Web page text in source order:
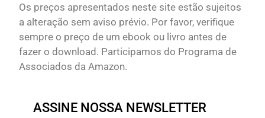
Os preços apresentados neste site estão sujeitos
a alteração sem aviso prévio. Por favor, verifique
sempre o preço de um ebook ou livro antes de
fazer o download. Participamos do Programa de
Associados da Amazon.
ASSINE NOSSA NEWSLETTER